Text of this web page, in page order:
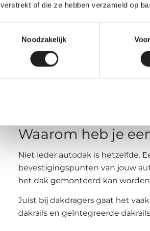
verstrekt of die ze hebben verzameld op
Noodzakelijk
Praktisch en voordelig:
Stiller en
Robuust voor
Handig bij vaak laden
Waarom heb je
Niet ieder autodak is hetzelfde.
bevestigingspunten van jouw
het dak gemonteerd kan
Juist bij dakdragers gaat het
dakrails en geïntegreerde